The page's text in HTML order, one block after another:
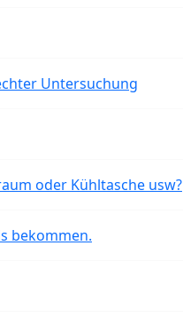
Untersuchung
oder Kühltasche usw?
bekommen.